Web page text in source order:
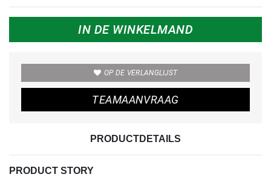
IN DE WINKELMAND
OP DE VERLANGLIJST
TEAMAANVRAAG
PRODUCTDETAILS
PRODUCT STORY